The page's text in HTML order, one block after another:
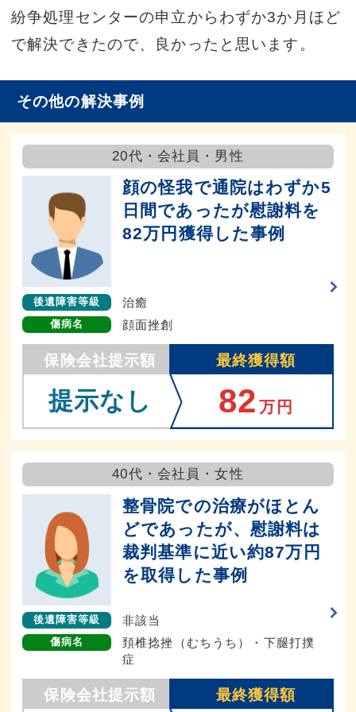
紛争処理センターの申立からわずか3か月ほど
で解決できたので、良かったと思います。
その他の解決事例
20代・会社員・男性
顔の怪我で通院はわずか5
日間であったが慰謝料を
82万円獲得した事例
後遺障害等級 治癒
傷病名 顔面挫創
保険会社提示額 最終獲得額
提示なし 82 万円
40代・会社員・女性
整骨院での治療がほとん
どであったが、慰謝料は
裁判基準に近い約87万円
を取得した事例
後遺障害等級 非該当
傷病名
頚椎捻挫（むちうち）・下腿打撲
症
保険会社提示額 最終獲得額